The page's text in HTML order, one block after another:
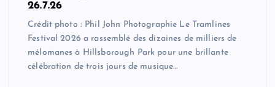
26.7.26
Crédit photo : Phil John Photographie Le Tramlines
Festival 2026 a rassemblé des dizaines de milliers de
mélomanes à Hillsborough Park pour une brillante
célébration de trois jours de musique…